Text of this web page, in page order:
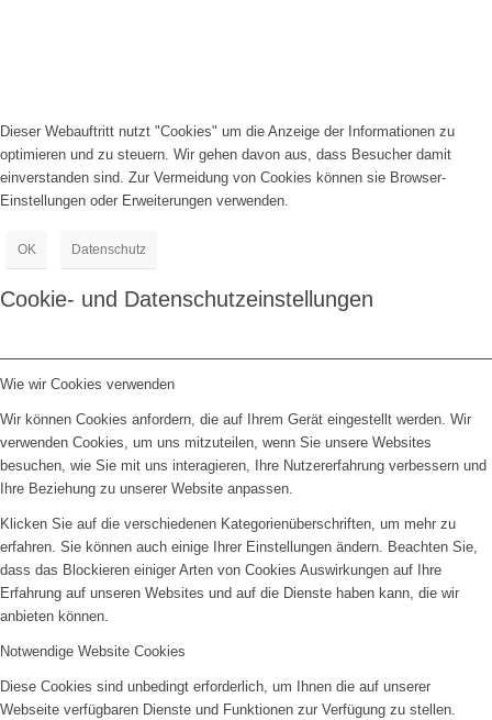
Dieser Webauftritt nutzt "Cookies" um die Anzeige der Informationen zu
optimieren und zu steuern. Wir gehen davon aus, dass Besucher damit
einverstanden sind. Zur Vermeidung von Cookies können sie Browser-
Einstellungen oder Erweiterungen verwenden.
OK Datenschutz
Cookie- und Datenschutzeinstellungen
Wie wir Cookies verwenden
Wir können Cookies anfordern, die auf Ihrem Gerät eingestellt werden. Wir
verwenden Cookies, um uns mitzuteilen, wenn Sie unsere Websites
besuchen, wie Sie mit uns interagieren, Ihre Nutzererfahrung verbessern und
Ihre Beziehung zu unserer Website anpassen.
Klicken Sie auf die verschiedenen Kategorienüberschriften, um mehr zu
erfahren. Sie können auch einige Ihrer Einstellungen ändern. Beachten Sie,
dass das Blockieren einiger Arten von Cookies Auswirkungen auf Ihre
Erfahrung auf unseren Websites und auf die Dienste haben kann, die wir
anbieten können.
Notwendige Website Cookies
Diese Cookies sind unbedingt erforderlich, um Ihnen die auf unserer
Webseite verfügbaren Dienste und Funktionen zur Verfügung zu stellen.